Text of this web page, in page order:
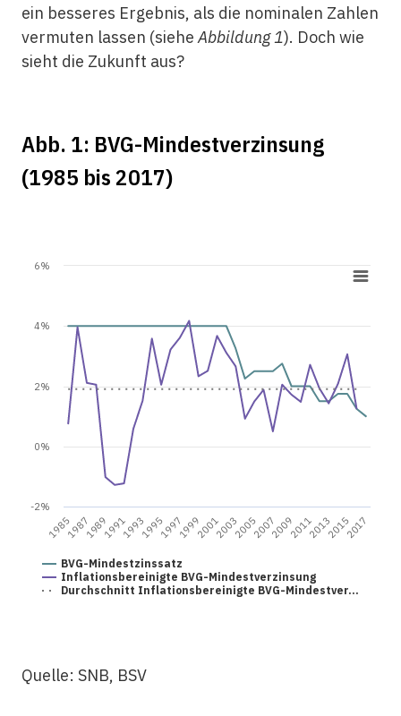
ein besseres Ergebnis, als die nominalen Zahlen
vermuten lassen (sieheAbbildung 1). Doch wie
sieht die Zukunft aus?
Abb. 1: BVG-Mindestverzinsung
(1985 bis 2017)
BVG-Mindestzinssatz
Inflationsbereinigte BVG-Mindestverzinsung
Durchschnitt Inflationsbereinigte BVG-Mindestver…
19851987198919911993199519971999200120032005200720092011201320152017
-2%
0%
2%
4%
6%
Quelle: SNB, BSV